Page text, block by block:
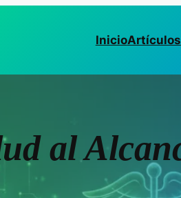
InicioArtículos
al